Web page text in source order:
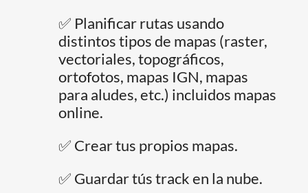
✅ Planificar rutas usando
distintos tipos de mapas (raster,
vectoriales, topográficos,
ortofotos, mapas IGN, mapas
para aludes, etc.) incluidos mapas
online.
✅ Crear tus propios mapas.
✅ Guardar tús track en la nube.